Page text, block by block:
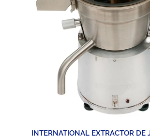
INTERNATIONAL EXTRACTOR DE